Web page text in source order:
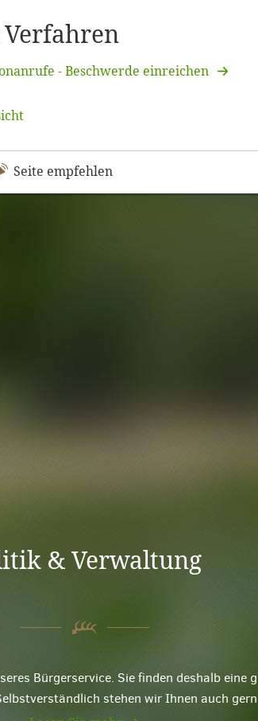
- Beschwerde einreichen
Seite empfehlen
& Verwaltung
Bürgerservice. Sie finden deshalb
stehen wir Ihnen auch